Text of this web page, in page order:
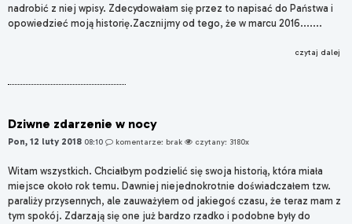
nadrobić z niej wpisy. Zdecydowałam się przez to napisać do Państwa i
opowiedzieć moją historię.Zacznijmy od tego, że w marcu 2016.......
czytaj dalej
Dziwne zdarzenie w nocy
Pon, 12 luty 2018 08:10 komentarze: brak czytany: 3180x
Witam wszystkich. Chciałbym podzielić się swoja historią, która miała
miejsce około rok temu. Dawniej niejednokrotnie doświadczałem tzw.
paraliży przysennych, ale zauważyłem od jakiegoś czasu, że teraz mam z
tym spokój. Zdarzają się one już bardzo rzadko i podobne były do